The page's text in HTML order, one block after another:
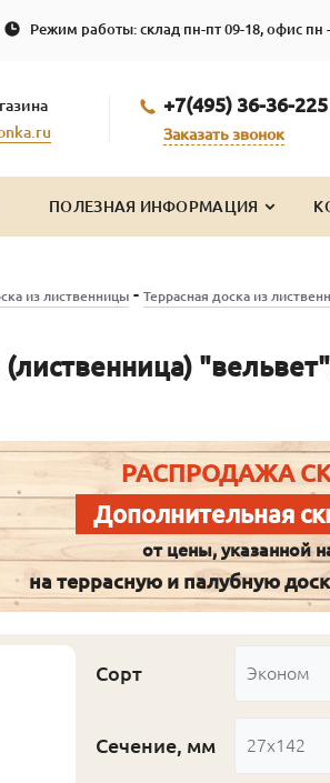
Режим работы: склад пн-пт 09-18, офис пн -
+7(495) 36-36-225
Заказать звонок
ПОЛЕЗНАЯ ИНФОРМАЦИЯ
из лиственницы- Террасная доска из
(лиственница)
РАСПРОДАЖА
Дополнительная
от цены, указанной
на террасную и палубную
Сорт Эконом
Сечение, мм 27x142